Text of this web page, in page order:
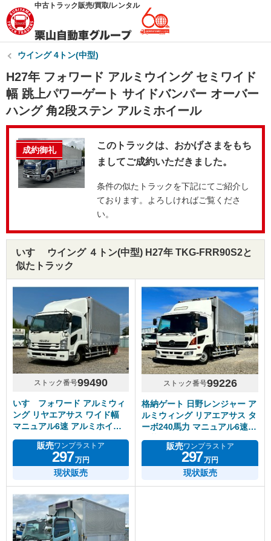
中古トラック販売/買取/レンタル
ウイング 4トン(中型)
H27年 フォワード アルミウイング セミワイド
幅 跳上パワーゲート サイドバンパー オーバー
ハング 角2段ステン アルミホイール
成約御礼
このトラックは、おかげさまをもち
ましてご成約いただきました。
条件の似たトラックを下記にてご紹介し
ております。よろしければご覧くださ
い。
いすゞ ウイング ４トン(中型) H27年 TKG-FRR90S2と
似たトラック
ストック番号99490
いすゞフォワード アルミウィ
ング リヤエアサス ワイド幅
マニュアル6速 アルミホイー
ル
販売ワンプラストア
297万円
現状販売
ストック番号99226
格納ゲート 日野レンジャー ア
ルミウィング リアエアサス タ
ーボ240馬力 マニュアル6速
積載2.3トン
販売ワンプラストア
297万円
現状販売